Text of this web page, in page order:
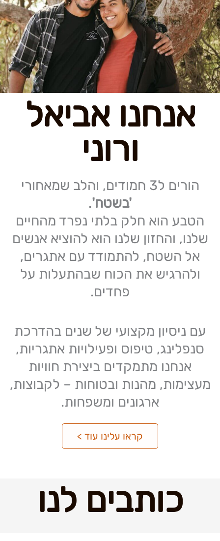
אנחנו אביאל
ורוני
הורים ל3 חמודים, והלב שמאחורי
'בשטח'.
הטבע הוא חלק בלתי נפרד מהחיים
שלנו, והחזון שלנו הוא להוציא אנשים
אל השטח, להתמודד עם אתגרים,
ולהרגיש את הכוח שבהתעלות על
פחדים.
עם ניסיון מקצועי של שנים בהדרכת
סנפלינג, טיפוס ופעילויות אתגריות,
אנחנו מתמקדים ביצירת חוויות
מעצימות, מהנות ובטוחות – לקבוצות,
ארגונים ומשפחות.
קראו עלינו עוד >
כותבים לנו